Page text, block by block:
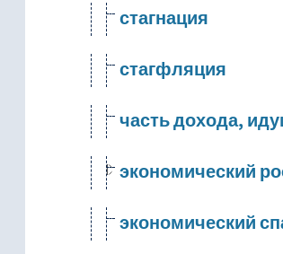
стагнация
стагфляция
часть дохода,
экономический
экономический